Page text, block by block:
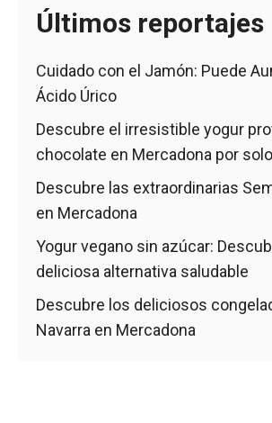
Últimos reportajes
Cuidado con el Jamón: Puede
Ácido Úrico
Descubre el irresistible yogur
chocolate en Mercadona por
Descubre las extraordinarias
en Mercadona
Yogur vegano sin azúcar:
deliciosa alternativa saludable
Descubre los deliciosos
Navarra en Mercadona